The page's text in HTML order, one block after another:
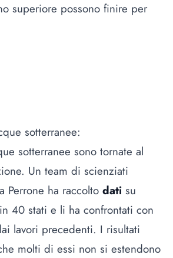
superiore possono finire per
sotterranee:
sotterranee sono tornate al
Un team di scienziati
Perrone ha raccolto dati su
40 stati e li ha confrontati con
lavori precedenti. I risultati
molti di essi non si estendono